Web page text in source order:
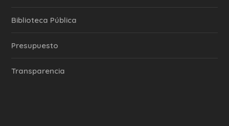
Biblioteca Pública
Presupuesto
Transparencia